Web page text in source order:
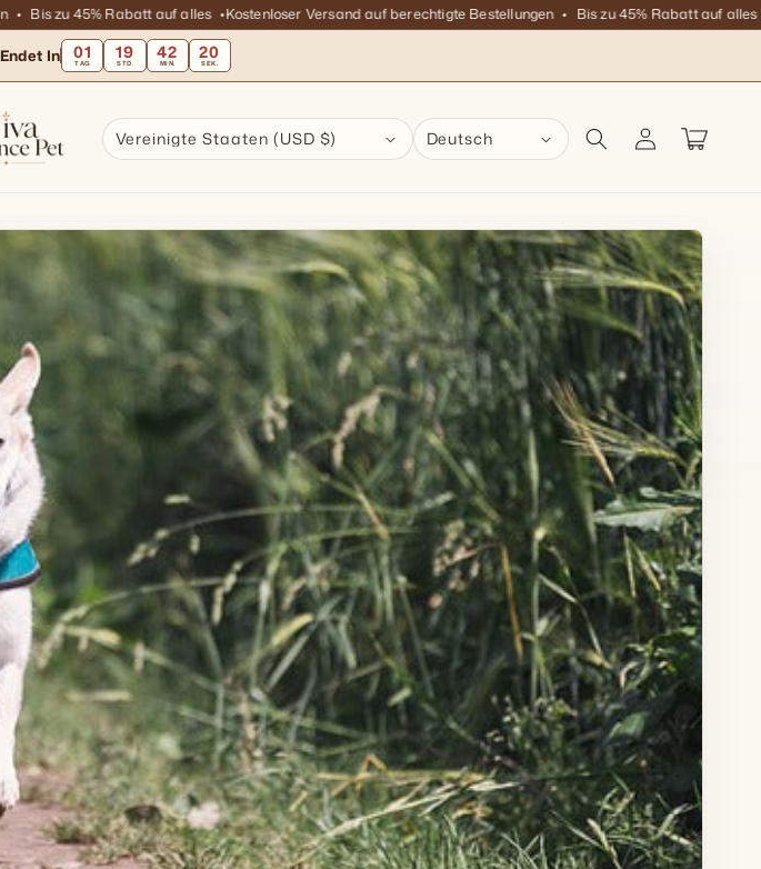
zu 45% Rabatt auf alles Kostenloser Versand auf berechtigte Bestellungen Bis zu 45% Rabatt auf alles
In 01
TAG 19
STD. 42
MIN. 18
SEK.
Vereinigte Staaten (USD $) Deutsch EinloggenWarenkorb